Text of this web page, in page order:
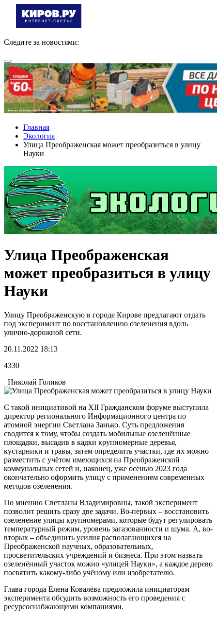
Следите за новостями:
Главная
Экология
Улица Преображенская может преобразиться в улицу
Науки
Улица Преображенская
может преобразиться в улицу
Науки
Улицу Преображенскую в городе Кирове предлагают отдать
под эксперимент по восстановлению озеленения вдоль
улично-дорожной сети.
20.11.2022 18:13
4330
Николай Голиков
С такой инициативой на XII Гражданском форуме выступила
директор регионального Информационного центра по
атомной энергии Светлана Занько. Суть предложения
сводится к тому, чтобы создать мобильные озеленённые
площадки, высадив в кадки крупномерные деревья,
кустарники и травы, затем определить участки, где их можно
разместить с учётом имеющихся на Преображенской
коммунальных сетей и, наконец, уже осенью 2023 года
окончательно оформить улицу с применением современных
методов озеленения.
По мнению Светланы Владимировны, такой эксперимент
позволит решить сразу две задачи. Во-первых – восстановить
озеленение улицы крупномерами, которые будут регулировать
температурный режим, уровень загазованности и шума. А, во-
вторых – объединить усилия располагающихся на
Преображенской научных, образовательных,
просветительских учреждений и бизнеса. При этом назвать
озеленённый участок можно «улицей Науки», а каждое дерево
посвятить какому-либо учёному или изобретателю.
Глава города Елена Ковалёва предложила инициаторам
эксперимента обсудить возможность его проведения с
ресурсоснабжающими компаниями.